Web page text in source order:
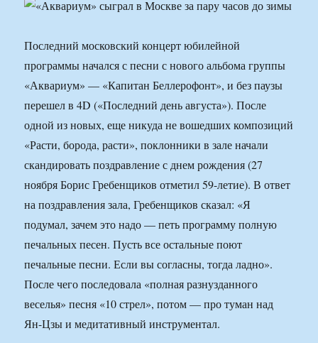
Последний московский концерт юбилейной
программы начался с песни с нового альбома группы
«Аквариум» — «Капитан Беллерофонт», и без паузы
перешел в 4D («Последний день августа»). После
одной из новых, еще никуда не вошедших композиций
«Расти, борода, расти», поклонники в зале начали
скандировать поздравление с днем рождения (27
ноября Борис Гребенщиков отметил 59-летие). В ответ
на поздравления зала, Гребенщиков сказал: «Я
подумал, зачем это надо — петь программу полную
печальных песен. Пусть все остальные поют
печальные песни. Если вы согласны, тогда ладно».
После чего последовала «полная разнузданного
веселья» песня «10 стрел», потом — про туман над
Ян-Цзы и медитативный инструментал.